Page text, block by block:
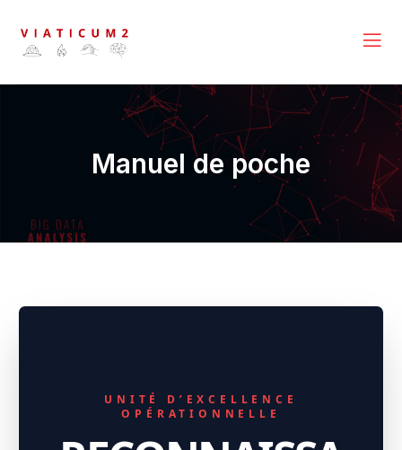
Manuel de poche
UNITÉ D’EXCELLENCE
OPÉRATIONNELLE